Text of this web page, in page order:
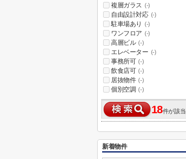
複層ガラス (-)
自由設計対応 (-)
駐車場あり (-)
ワンフロア (-)
高層ビル (-)
エレベーター (-)
事務所可 (-)
飲食店可 (-)
居抜物件 (-)
個別空調 (-)
18件が該当
新着物件